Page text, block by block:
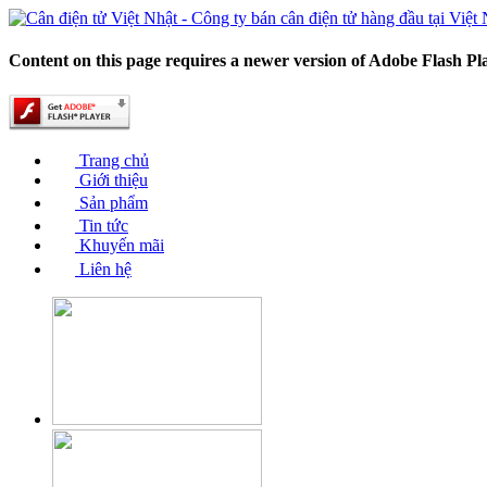
Content on this page requires a newer version of Adobe Flash
Trang chủ
Giới thiệu
Sản phẩm
Tin tức
Khuyến mãi
Liên hệ